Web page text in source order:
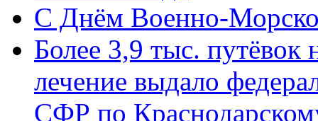
C Днём Военно-
Более 3,9 тыс. путёвок
лечение выдало
СФР по